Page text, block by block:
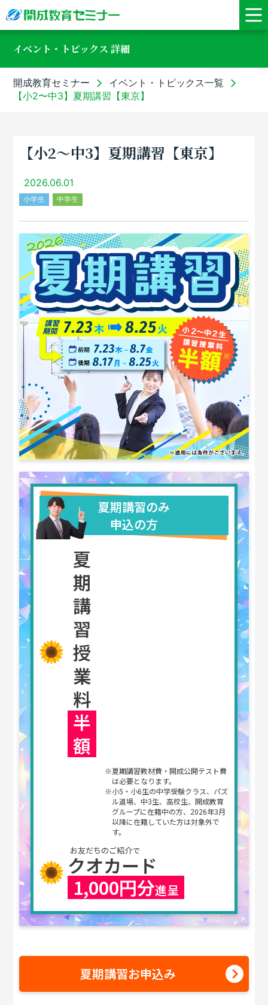
イベント・トピックス 詳細
開成教育セミナー
イベント・トピックス一覧
【小2〜中3】夏期講習【東京】
【小2〜中3】夏期講習【東京】
2026.06.01
小学生 中学生
夏期講習のみ
申込の方
夏
期
講
習
授
業
料
半
額
※夏期講習教材費・開成公開テスト費
は必要となります。
※小5・小6生の中学受験クラス、パズ
ル道場、中3生、高校生、開成教育
グループに在籍中の方、 2026年3月
以降に在籍していた方は対象外で
す。
お友だちのご紹介で
クオカード
1,000円分進呈
夏期講習お申込み